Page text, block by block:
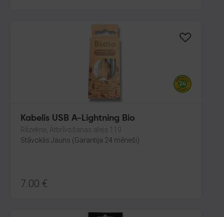
Kabelis USB A-Lightning Bio
Rēzekne, Atbrīvošanas aleja 119
Stāvoklis Jauns (Garantija 24 mēneši)
7.00 €